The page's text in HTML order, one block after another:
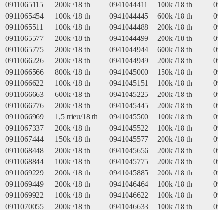
0911065115
200k /18 th 0941044411 100k /18 th
0911065454
100k /18 th 0941044445 600k /18 th
0911065511
100k /18 th 0941044488 200k /18 th
0911065577
200k /18 th 0941044499 200k /18 th
0911065775
200k /18 th 0941044944 600k /18 th
0911066226
200k /18 th 0941044949 200k /18 th
0911066566
800k /18 th 0941045000 150k /18 th
0911066622
100k /18 th 0941045151 100k /18 th
0911066663
600k /18 th 0941045225 200k /18 th
0911066776
200k /18 th 0941045445 200k /18 th
0911066969
1,5 trieu/18 th 0941045500 100k /18 th
0911067337
200k /18 th 0941045522 100k /18 th
0911067444
150k /18 th 0941045577 200k /18 th
0911068448
200k /18 th 0941045656 200k /18 th
0911068844
100k /18 th 0941045775 200k /18 th
0911069229
200k /18 th 0941045885 200k /18 th
0911069449
200k /18 th 0941046464 100k /18 th
0911069922
100k /18 th 0941046622 100k /18 th
0911070055
200k /18 th 0941046633 100k /18 th